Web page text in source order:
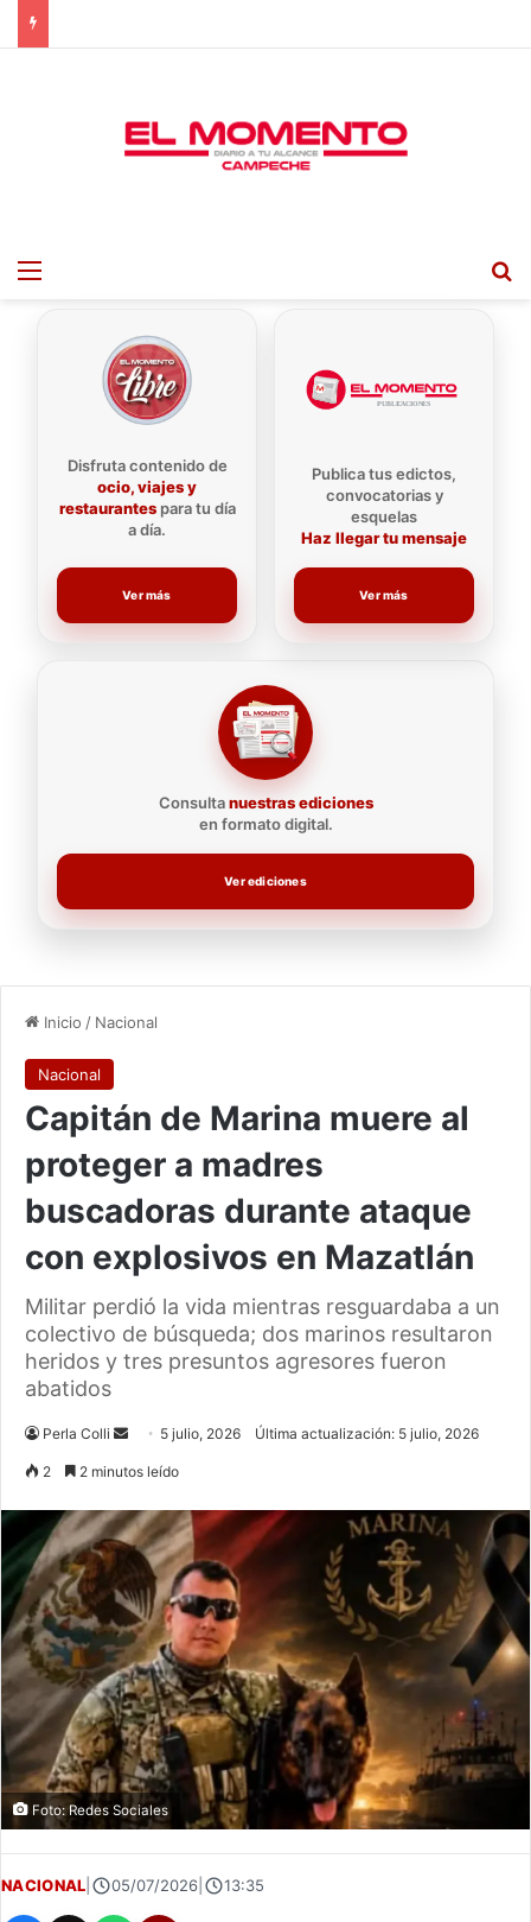
Menu
Disfruta contenido de
ocio, viajes y
restaurantespara tu día
a día.
Ver más
Consultanuestras ediciones
en formato digital.
Ver ediciones
Publica tus edictos,
convocatorias y
esquelas
Haz llegar tu mensaje
Ver más
Inicio / Nacional
Nacional
Capitán de Marina muere al
proteger a madres
buscadoras durante ataque
con explosivos en Mazatlán
Militar perdió la vida mientras resguardaba a un
colectivo de búsqueda; dos marinos resultaron
heridos y tres presuntos agresores fueron
abatidos
Perla Colli
Send 5 julio, 2026 Última actualización: 5 julio, 2026
2 2 minutos leído
Foto: Redes Sociales
NACIONAL 05/07/2026 13:35